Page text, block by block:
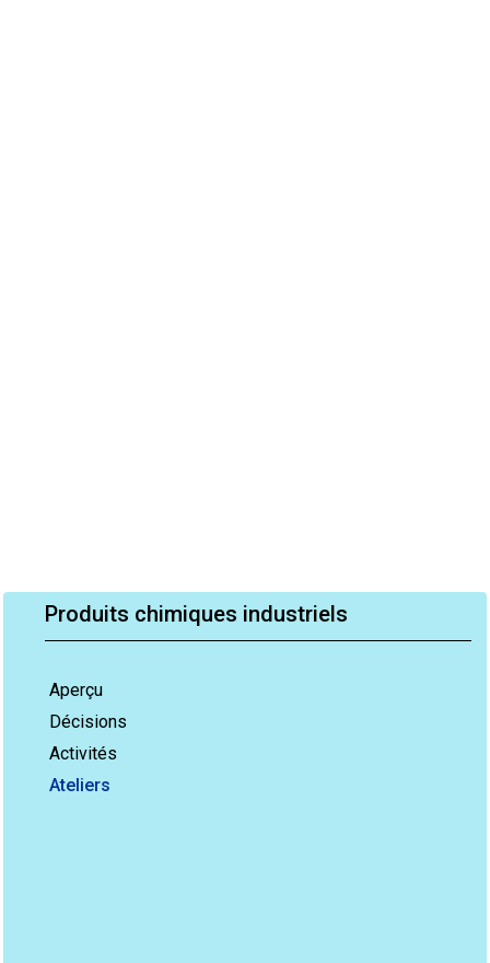
Produits chimiques industriels
Aperçu
Décisions
Activités
Ateliers